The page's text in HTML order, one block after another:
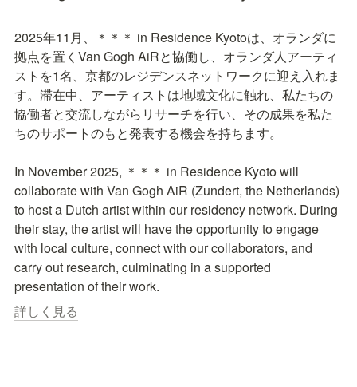
2025年11月、＊＊＊ in Residence Kyotoは、オランダに
拠点を置くVan Gogh AiRと協働し、オランダ人アーティ
ストを1名、京都のレジデンスネットワークに迎え入れま
す。滞在中、アーティストは地域文化に触れ、私たちの
協働者と交流しながらリサーチを行い、その成果を私た
ちのサポートのもと発表する機会を持ちます。
In November 2025, ＊＊＊ in Residence Kyoto will
collaborate with Van Gogh AiR (Zundert, the Netherlands)
to host a Dutch artist within our residency network. During
their stay, the artist will have the opportunity to engage
with local culture, connect with our collaborators, and
carry out research, culminating in a supported
詳しく見る